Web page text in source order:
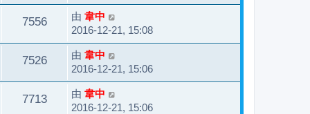
7556 由 韋中
2016-12-21, 15:08
7526 由 韋中
2016-12-21, 15:06
7713 由 韋中
2016-12-21, 15:06